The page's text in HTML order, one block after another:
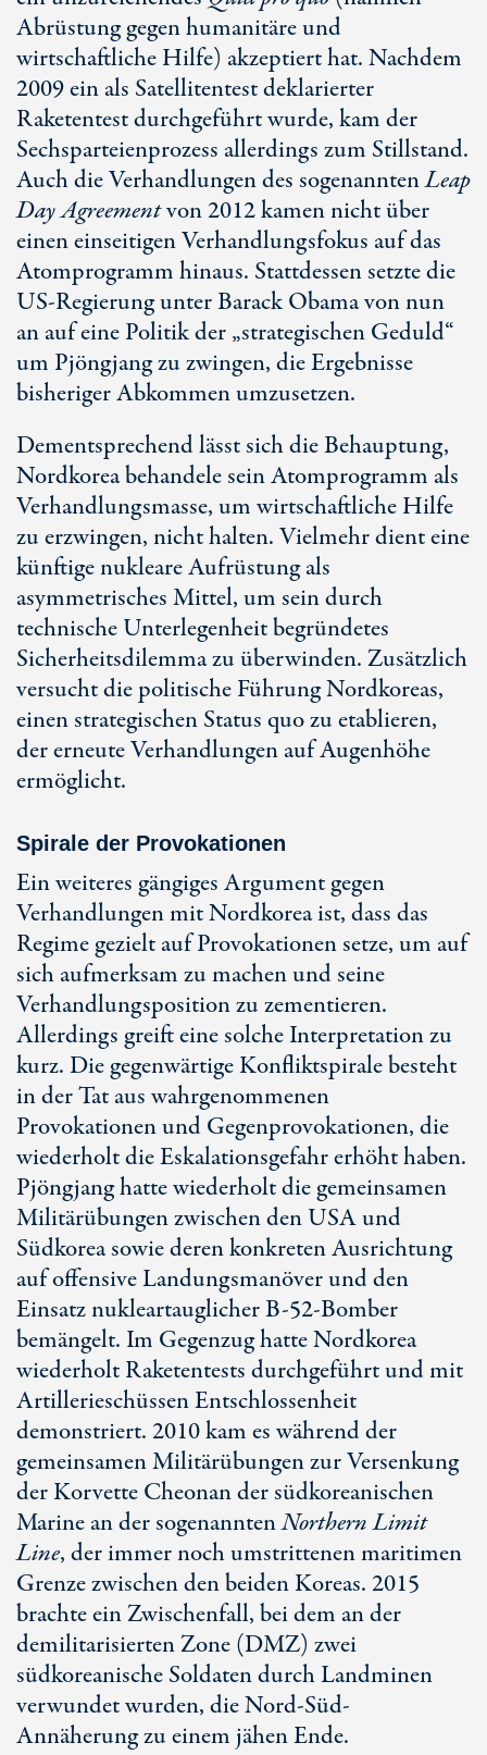
Abrüstung gegen humanitäre und
wirtschaftliche Hilfe) akzeptiert hat. Nachdem
2009 ein als Satellitentest deklarierter
Raketentest durchgeführt wurde, kam der
Sechsparteienprozess allerdings zum Stillstand.
Auch die Verhandlungen des sogenanntenLeap
Day Agreementvon 2012 kamen nicht über
einen einseitigen Verhandlungsfokus auf das
Atomprogramm hinaus. Stattdessen setzte die
US-Regierung unter Barack Obama von nun
an auf eine Politik der „strategischen Geduld“
um Pjöngjang zu zwingen, die Ergebnisse
bisheriger Abkommen umzusetzen.
Dementsprechend lässt sich die Behauptung,
Nordkorea behandele sein Atomprogramm als
Verhandlungsmasse, um wirtschaftliche Hilfe
zu erzwingen, nicht halten. Vielmehr dient eine
künftige nukleare Aufrüstung als
asymmetrisches Mittel, um sein durch
technische Unterlegenheit begründetes
Sicherheitsdilemma zu überwinden. Zusätzlich
versucht die politische Führung Nordkoreas,
einen strategischen Status quo zu etablieren,
der erneute Verhandlungen auf Augenhöhe
ermöglicht.
Spirale der Provokationen
Ein weiteres gängiges Argument gegen
Verhandlungen mit Nordkorea ist, dass das
Regime gezielt auf Provokationen setze, um auf
sich aufmerksam zu machen und seine
Verhandlungsposition zu zementieren.
Allerdings greift eine solche Interpretation zu
kurz. Die gegenwärtige Konfliktspirale besteht
in der Tat aus wahrgenommenen
Provokationen und Gegenprovokationen, die
wiederholt die Eskalationsgefahr erhöht haben.
Pjöngjang hatte wiederholt die gemeinsamen
Militärübungen zwischen den USA und
Südkorea sowie deren konkreten Ausrichtung
auf offensive Landungsmanöver und den
Einsatz nukleartauglicher B-52-Bomber
bemängelt. Im Gegenzug hatte Nordkorea
wiederholt Raketentests durchgeführt und mit
Artillerieschüssen Entschlossenheit
demonstriert. 2010 kam es während der
gemeinsamen Militärübungen zur Versenkung
der Korvette Cheonan der südkoreanischen
Marine an der sogenanntenNorthern Limit
Line, der immer noch umstrittenen maritimen
Grenze zwischen den beiden Koreas. 2015
brachte ein Zwischenfall, bei dem an der
demilitarisierten Zone (DMZ) zwei
südkoreanische Soldaten durch Landminen
verwundet wurden, die Nord-Süd-
Annäherung zu einem jähen Ende.